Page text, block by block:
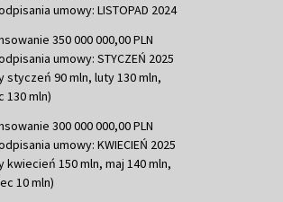
umowy: LISTOPAD 2024
350 000 000,00 PLN
umowy: STYCZEŃ 2025
styczeń 90 mln, luty 130 mln,
130 mln)
300 000 000,00 PLN
umowy: KWIECIEŃ 2025
kwiecień 150 mln, maj 140 mln,
10 mln)